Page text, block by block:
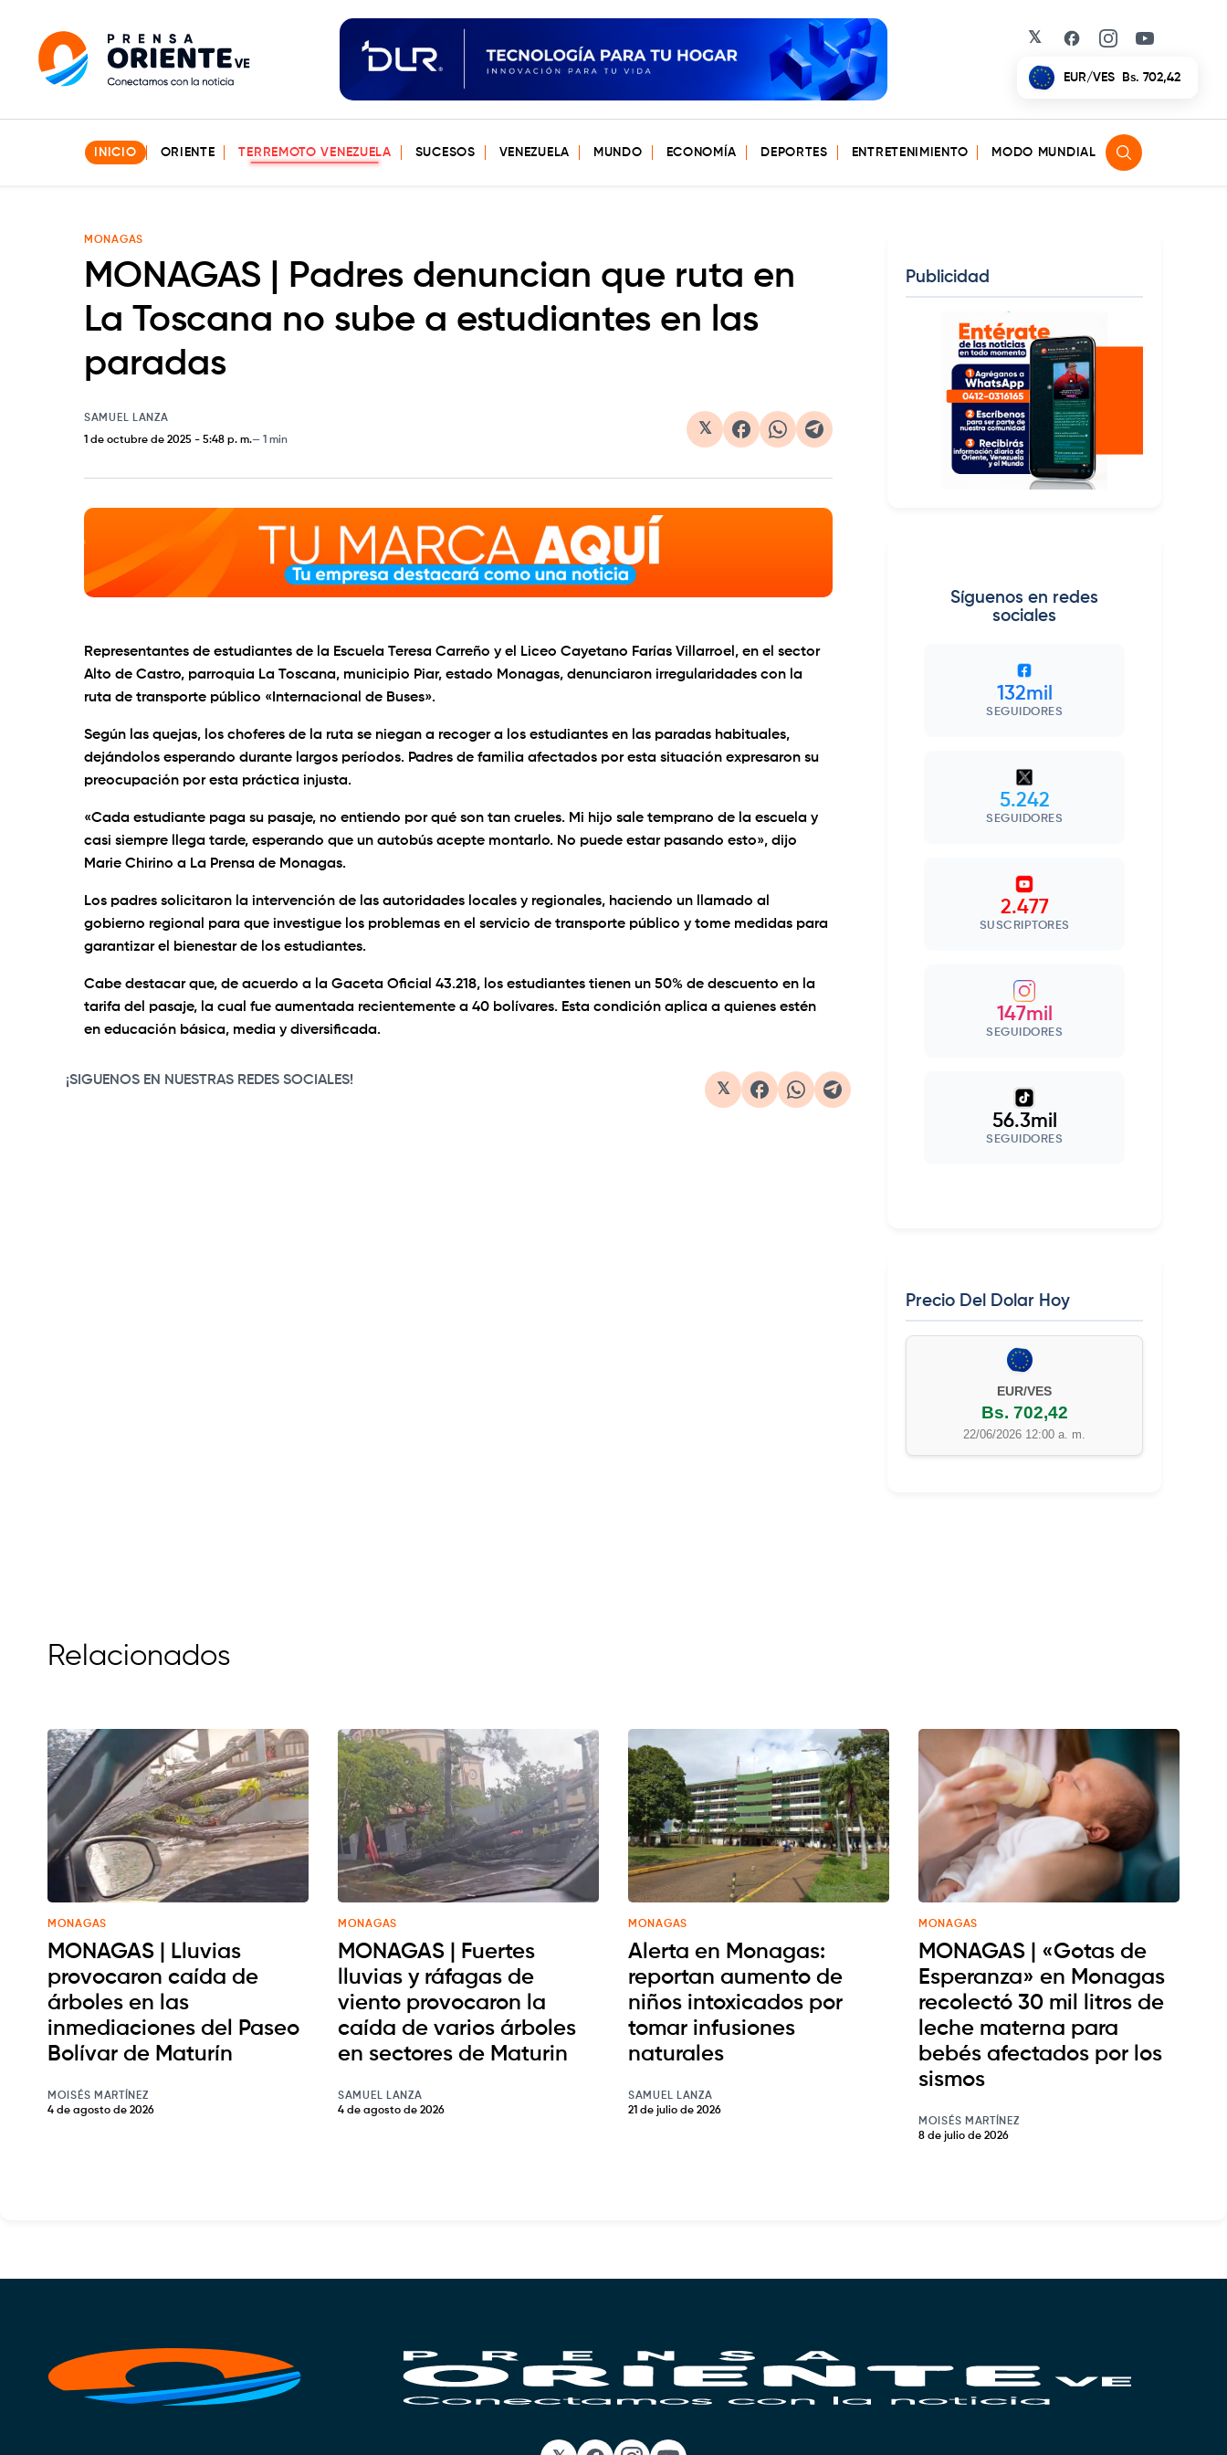
𝕏 Facebook
Instagram
YouTube
EUR/VES Bs. 702,42
INICIO ORIENTE TERREMOTO VENEZUELA SUCESOS VENEZUELA MUNDO ECONOMÍA DEPORTES ENTRETENIMIENTO MODO MUNDIAL
MONAGAS
MONAGAS | Padres denuncian que ruta en
La Toscana no sube a estudiantes en las
paradas
SAMUEL LANZA
1 de octubre de 2025 - 5:48 p. m. 1 min
𝕏
Representantes de estudiantes de la Escuela Teresa Carreño y el Liceo Cayetano Farías Villarroel, en el sector
Alto de Castro, parroquia La Toscana, municipio Piar, estado Monagas, denunciaron irregularidades con la
ruta de transporte público «Internacional de Buses».
Según las quejas, los choferes de la ruta se niegan a recoger a los estudiantes en las paradas habituales,
dejándolos esperando durante largos períodos. Padres de familia afectados por esta situación expresaron su
preocupación por esta práctica injusta.
«Cada estudiante paga su pasaje, no entiendo por qué son tan crueles. Mi hijo sale temprano de la escuela y
casi siempre llega tarde, esperando que un autobús acepte montarlo. No puede estar pasando esto», dijo
Marie Chirino a La Prensa de Monagas.
Los padres solicitaron la intervención de las autoridades locales y regionales, haciendo un llamado al
gobierno regional para que investigue los problemas en el servicio de transporte público y tome medidas para
garantizar el bienestar de los estudiantes.
Cabe destacar que, de acuerdo a la Gaceta Oficial 43.218, los estudiantes tienen un 50% de descuento en la
tarifa del pasaje, la cual fue aumentada recientemente a 40 bolívares. Esta condición aplica a quienes estén
en educación básica, media y diversificada.
¡SIGUENOS EN NUESTRAS REDES SOCIALES!
𝕏
Publicidad
Síguenos en redes
sociales
132mil
SEGUIDORES
5.242
SEGUIDORES
2.477
SUSCRIPTORES
147mil
SEGUIDORES
56.3mil
SEGUIDORES
Precio Del Dolar Hoy
EUR/VES
Bs. 702,42
22/06/2026 12:00 a. m.
Relacionados
MONAGAS
MONAGAS | Lluvias
provocaron caída de
árboles en las
inmediaciones del Paseo
Bolívar de Maturín
MOISÉS MARTÍNEZ
4 de agosto de 2026
MONAGAS
MONAGAS | Fuertes
lluvias y ráfagas de
viento provocaron la
caída de varios árboles
en sectores de Maturin
SAMUEL LANZA
4 de agosto de 2026
MONAGAS
Alerta en Monagas:
reportan aumento de
niños intoxicados por
tomar infusiones
naturales
SAMUEL LANZA
21 de julio de 2026
MONAGAS
MONAGAS | «Gotas de
Esperanza» en Monagas
recolectó 30 mil litros de
leche materna para
bebés afectados por los
sismos
MOISÉS MARTÍNEZ
8 de julio de 2026